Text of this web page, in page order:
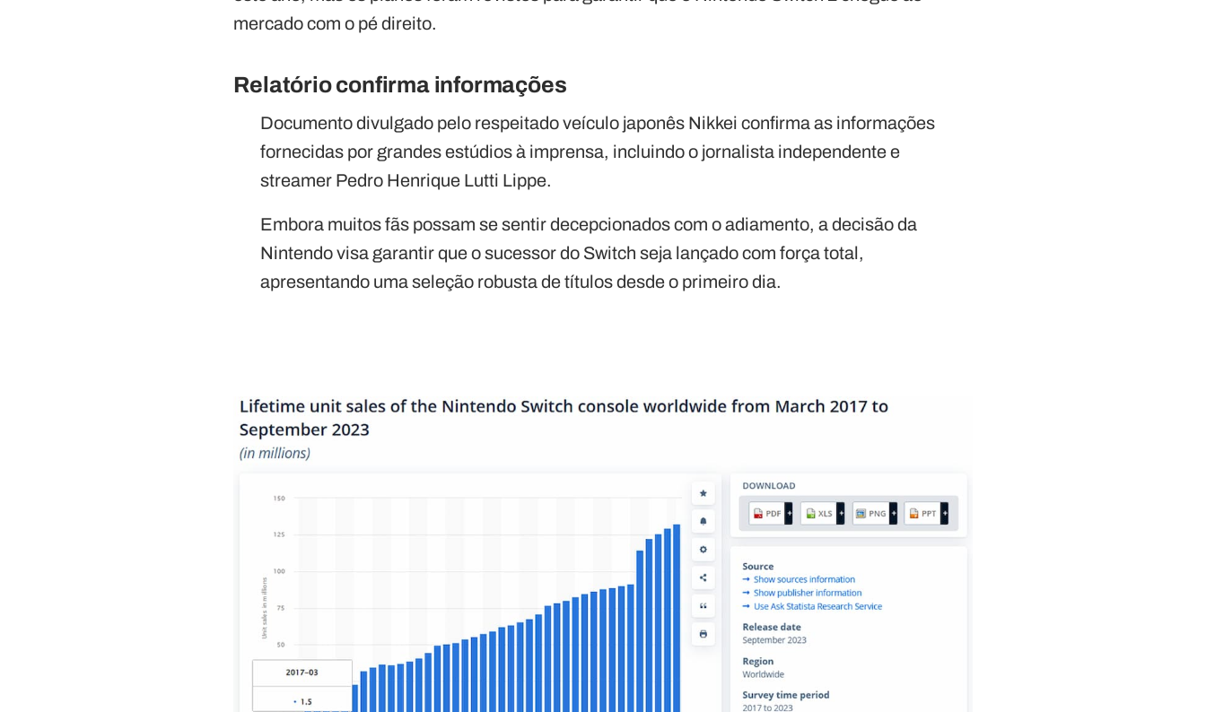
mercado com o pé direito.
Relatório confirma informações
Documento divulgado pelo respeitado veículo japonês Nikkei confirma as informações
fornecidas por grandes estúdios à imprensa, incluindo o jornalista independente e
streamer Pedro Henrique Lutti Lippe.
Embora muitos fãs possam se sentir decepcionados com o adiamento, a decisão da
Nintendo visa garantir que o sucessor do Switch seja lançado com força total,
apresentando uma seleção robusta de títulos desde o primeiro dia.